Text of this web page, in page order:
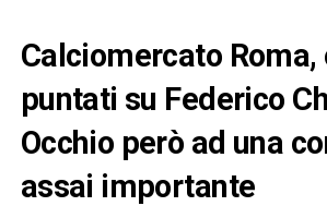
Calciomercato Roma,
puntati su Federico
Occhio però ad una
assai importante